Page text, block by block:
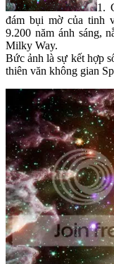
1.
đám bụi mờ của tinh
9.200 năm ánh sáng,
Milky Way.
Bức ảnh là sự kết hợp
thiên văn không gian